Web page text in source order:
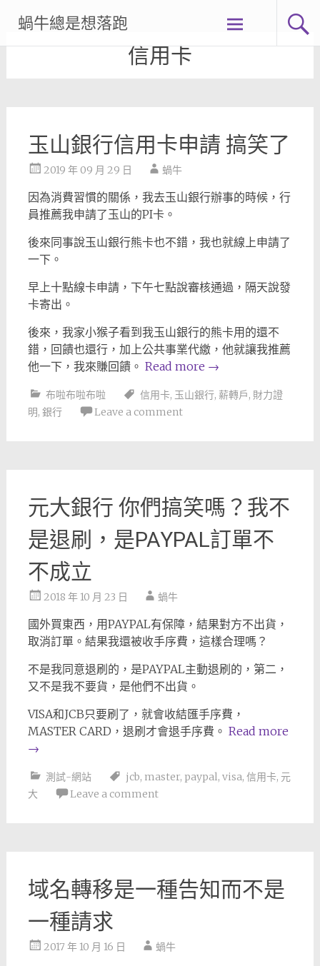
content
蝸牛總是想落跑
信用卡
玉山銀行信用卡申請 搞笑了
2019 年 09 月 29 日 蝸牛
因為消費習慣的關係，我去玉山銀行辦事的時候，行
員推薦我申請了玉山的PI卡。
後來同事說玉山銀行熊卡也不錯，我也就線上申請了
一下。
早上十點線卡申請，下午七點說審核通過，隔天說發
卡寄出。
後來，我家小猴子看到我玉山銀行的熊卡用的還不
錯，回饋也還行，加上公共事業代繳，他就讓我推薦
他一下，我來賺回饋。 Read more →
布啦布啦布啦 信用卡, 玉山銀行, 薪轉戶, 財力證
明, 銀行 Leave a comment
元大銀行 你們搞笑嗎？我不
是退刷，是PAYPAL訂單不
不成立
2018 年 10 月 23 日 蝸牛
國外買東西，用PAYPAL有保障，結果對方不出貨，
取消訂單。結果我還被收手序費，這樣合理嗎？
不是我同意退刷的，是PAYPAL主動退刷的，第二，
又不是我不要貨，是他們不出貨。
VISA和JCB只要刷了，就會收結匯手序費，
MASTER CARD，退刷才會退手序費。 Read more
→
測試-網站 jcb, master, paypal, visa, 信用卡, 元
大
Leave a comment
域名轉移是一種告知而不是
一種請求
2017 年 10 月 16 日 蝸牛